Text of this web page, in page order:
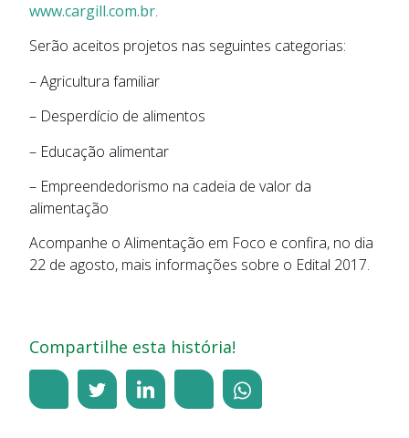
www.cargill.com.br.
Serão aceitos projetos nas seguintes categorias:
– Agricultura familiar
– Desperdício de alimentos
– Educação alimentar
– Empreendedorismo na cadeia de valor da
alimentação
Acompanhe o Alimentação em Foco e confira, no dia
22 de agosto, mais informações sobre o Edital 2017.
Compartilhe esta história!